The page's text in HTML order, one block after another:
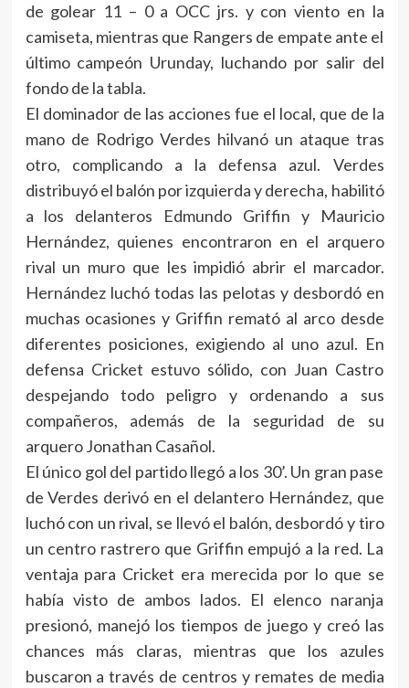
de golear 11 – 0 a OCC jrs. y con viento en la
camiseta, mientras que Rangers de empate ante el
último campeón Urunday, luchando por salir del
fondo de la tabla.
El dominador de las acciones fue el local, que de la
mano de Rodrigo Verdes hilvanó un ataque tras
otro, complicando a la defensa azul. Verdes
distribuyó el balón por izquierda y derecha, habilitó
a los delanteros Edmundo Griffin y Mauricio
Hernández, quienes encontraron en el arquero
rival un muro que les impidió abrir el marcador.
Hernández luchó todas las pelotas y desbordó en
muchas ocasiones y Griffin remató al arco desde
diferentes posiciones, exigiendo al uno azul. En
defensa Cricket estuvo sólido, con Juan Castro
despejando todo peligro y ordenando a sus
compañeros, además de la seguridad de su
arquero Jonathan Casañol.
El único gol del partido llegó a los 30’. Un gran pase
de Verdes derivó en el delantero Hernández, que
luchó con un rival, se llevó el balón, desbordó y tiro
un centro rastrero que Griffin empujó a la red. La
ventaja para Cricket era merecida por lo que se
había visto de ambos lados. El elenco naranja
presionó, manejó los tiempos de juego y creó las
chances más claras, mientras que los azules
buscaron a través de centros y remates de media